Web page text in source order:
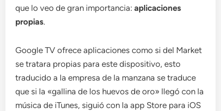
que lo veo de gran importancia:aplicaciones
propias.
Google TV ofrece aplicaciones como si del Market
se tratara propias para este dispositivo, esto
traducido a la empresa de la manzana se traduce
que si la «gallina de los huevos de oro» llegó con la
música de iTunes, siguió con la app Store para iOS